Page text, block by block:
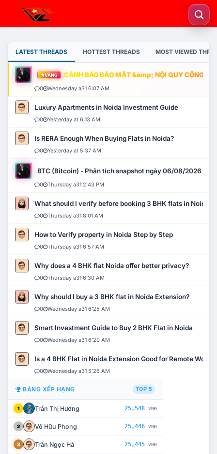
LATEST THREADS HOTTEST THREADS MOST VIEWED
VÀNG CẢNH BÁO BẢO MẬT &amp; NỘI QUY CỘNG
0 Wednesday a31 6:07 AM
Luxury Apartments in Noida Investment Guide
0 Yesterday at 6:13 AM
Is RERA Enough When Buying Flats in Noida?
0 Yesterday at 5:37 AM
BTC (Bitcoin) - Phân tích snapshot ngày 06/08/2026
0 Thursday a31 2:43 PM
What should I verify before booking 3 BHK flats in Noida?
0 Thursday a31 8:01 AM
How to Verify property in Noida Step by Step
0 Thursday a31 6:57 AM
Why does a 4 BHK flat Noida offer better privacy?
0 Thursday a31 6:30 AM
Why should I buy a 3 BHK flat in Noida Extension?
0 Wednesday a31 6:25 AM
Smart Investment Guide to Buy 2 BHK Flat in Noida
0 Wednesday a31 6:20 AM
Is a 4 BHK Flat in Noida Extension Good for Remote Work?
0 Wednesday a31 5:26 AM
BẢNG XẾP HẠNG TOP 5
1 Trần Thị Hương 25,548 VNĐ
2 Võ Hữu Phong 25,446 VNĐ
3 Trần Ngọc Hà 25,445 VNĐ